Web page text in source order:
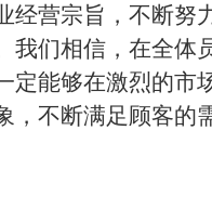
经营宗旨，不断努
我们相信，在全体
定能够在激烈的市
，不断满足顾客的